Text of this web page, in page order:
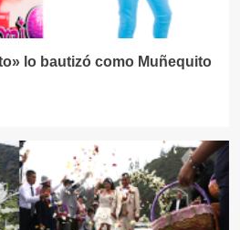
lo bautizó como Muñequito